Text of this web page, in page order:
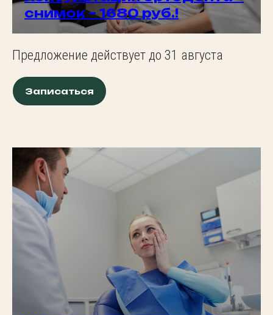
снимок – 1680 руб.!
Предложение действует до 31 августа
Записаться